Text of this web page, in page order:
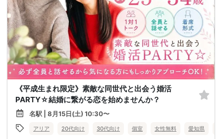
《平成生まれ限定》素敵な同世代と出会う婚活
PARTY☆結婚に繋がる恋を始めませんか？
名駅 | 8月15日(土) 10:30〜
アリア 20代向け 30代向け 個室 女性無料 愛知県